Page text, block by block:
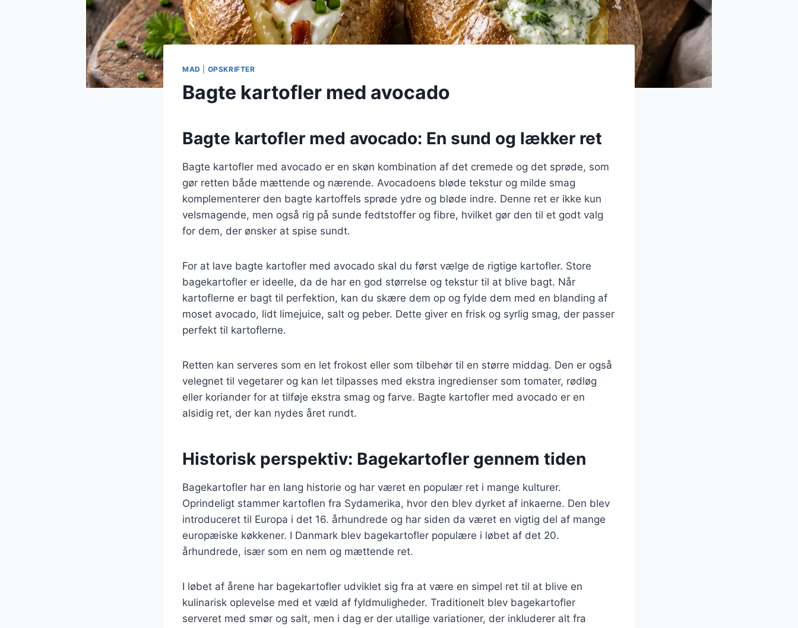
MAD OPSKRIFTER
Bagte kartofler med avocado
Bagte kartofler med avocado: En sund og lækker ret
Bagte kartofler med avocado er en skøn kombination af det cremede og det sprøde, som
gør retten både mættende og nærende. Avocadoens bløde tekstur og milde smag
komplementerer den bagte kartoffels sprøde ydre og bløde indre. Denne ret er ikke kun
velsmagende, men også rig på sunde fedtstoffer og fibre, hvilket gør den til et godt valg
for dem, der ønsker at spise sundt.
For at lave bagte kartofler med avocado skal du først vælge de rigtige kartofler. Store
bagekartofler er ideelle, da de har en god størrelse og tekstur til at blive bagt. Når
kartoflerne er bagt til perfektion, kan du skære dem op og fylde dem med en blanding af
moset avocado, lidt limejuice, salt og peber. Dette giver en frisk og syrlig smag, der passer
perfekt til kartoflerne.
Retten kan serveres som en let frokost eller som tilbehør til en større middag. Den er også
velegnet til vegetarer og kan let tilpasses med ekstra ingredienser som tomater, rødløg
eller koriander for at tilføje ekstra smag og farve. Bagte kartofler med avocado er en
alsidig ret, der kan nydes året rundt.
Historisk perspektiv: Bagekartofler gennem tiden
Bagekartofler har en lang historie og har været en populær ret i mange kulturer.
Oprindeligt stammer kartoflen fra Sydamerika, hvor den blev dyrket af inkaerne. Den blev
introduceret til Europa i det 16. århundrede og har siden da været en vigtig del af mange
europæiske køkkener. I Danmark blev bagekartofler populære i løbet af det 20.
århundrede, især som en nem og mættende ret.
I løbet af årene har bagekartofler udviklet sig fra at være en simpel ret til at blive en
kulinarisk oplevelse med et væld af fyldmuligheder. Traditionelt blev bagekartofler
serveret med smør og salt, men i dag er der utallige variationer, der inkluderer alt fra